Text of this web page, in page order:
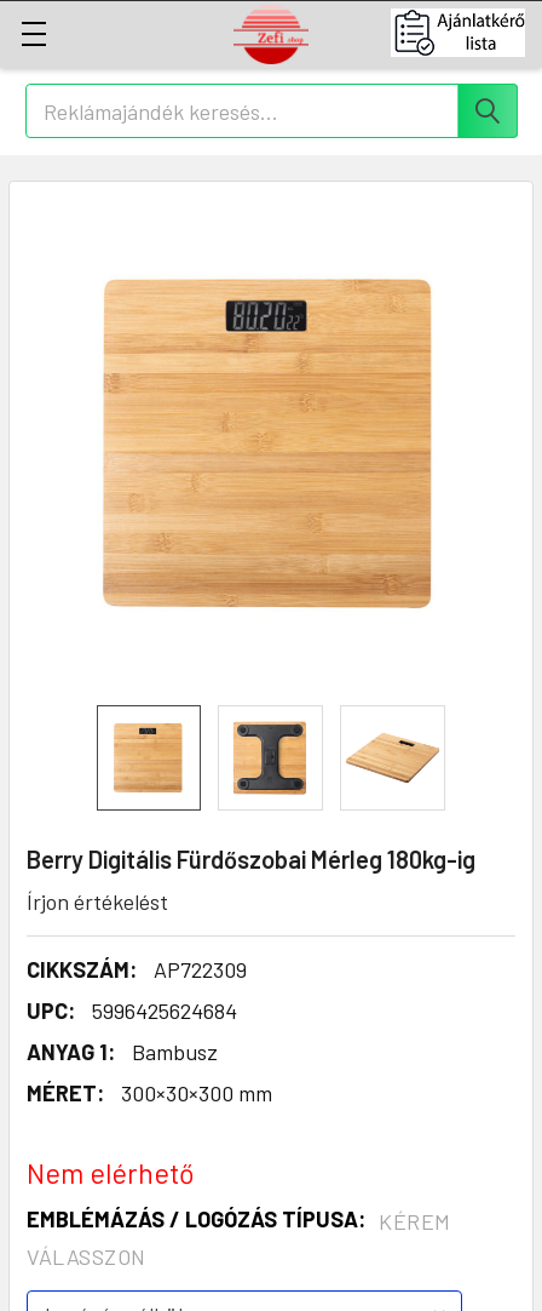
Keresés
Berry Digitális Fürdőszobai Mérleg 180kg-ig
Írjon értékelést
CIKKSZÁM:
AP722309
UPC:
5996425624684
ANYAG 1:
Bambusz
MÉRET:
300×30×300 mm
Nem elérhető
EMBLÉMÁZÁS / LOGÓZÁS TÍPUSA:
KÉREM
VÁLASSZON